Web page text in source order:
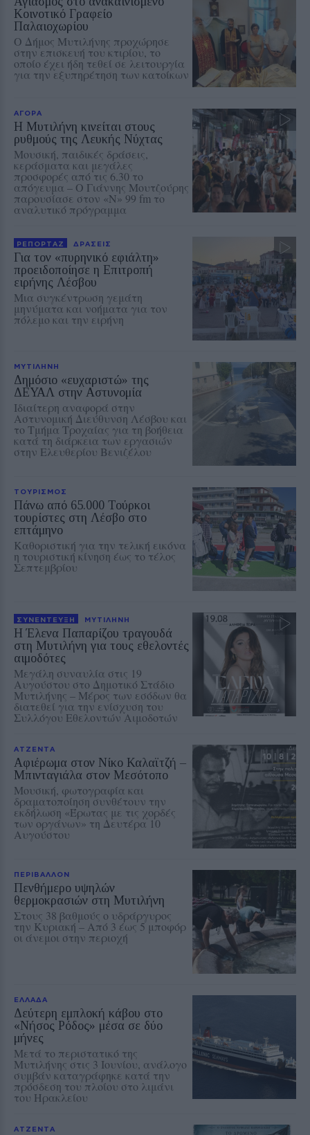
Κοινοτικό Γραφείο
Παλαιοχωρίου
Ο Δήμος Μυτιλήνης προχώρησε
στην επισκευή του κτιρίου, το
οποίο έχει ήδη τεθεί σε λειτουργία
για την εξυπηρέτηση των κατοίκων
ΑΓΟΡΑ
Η Μυτιλήνη κινείται στους
ρυθμούς της Λευκής Νύχτας
Μουσική, παιδικές δράσεις,
κεράσματα και μεγάλες
προσφορές από τις 6.30 το
απόγευμα – Ο Γιάννης Μουτζούρης
παρουσίασε στον «Ν» 99 fm το
αναλυτικό πρόγραμμα
ΡΕΠΟΡΤΑΖ ΔΡΑΣΕΙΣ
Για τον «πυρηνικό εφιάλτη»
προειδοποίησε η Επιτροπή
ειρήνης Λέσβου
Μια συγκέντρωση γεμάτη
μηνύματα και νοήματα για τον
πόλεμο και την ειρήνη
ΜΥΤΙΛΗΝΗ
Δημόσιο «ευχαριστώ» της
ΔΕΥΑΛ στην Αστυνομία
Ιδιαίτερη αναφορά στην
Αστυνομική Διεύθυνση Λέσβου και
το Τμήμα Τροχαίας για τη βοήθεια
κατά τη διάρκεια των εργασιών
στην Ελευθερίου Βενιζέλου
ΤΟΥΡΙΣΜΟΣ
Πάνω από 65.000 Τούρκοι
τουρίστες στη Λέσβο στο
επτάμηνο
Καθοριστική για την τελική εικόνα
η τουριστική κίνηση έως το τέλος
Σεπτεμβρίου
ΣΥΝΕΝΤΕΥΞΗ ΜΥΤΙΛΗΝΗ
Η Έλενα Παπαρίζου τραγουδά
στη Μυτιλήνη για τους εθελοντές
αιμοδότες
Μεγάλη συναυλία στις 19
Αυγούστου στο Δημοτικό Στάδιο
Μυτιλήνης – Μέρος των εσόδων θα
διατεθεί για την ενίσχυση του
Συλλόγου Εθελοντών Αιμοδοτών
ΑΤΖΕΝΤΑ
Αφιέρωμα στον Νίκο Καλαϊτζή –
Μπινταγιάλα στον Μεσότοπο
Μουσική, φωτογραφία και
δραματοποίηση συνθέτουν την
εκδήλωση «Έρωτας με τις χορδές
των οργάνων» τη Δευτέρα 10
Αυγούστου
ΠΕΡΙΒΑΛΛΟΝ
Πενθήμερο υψηλών
θερμοκρασιών στη Μυτιλήνη
Στους 38 βαθμούς ο υδράργυρος
την Κυριακή – Από 3 έως 5 μποφόρ
οι άνεμοι στην περιοχή
ΕΛΛΑΔΑ
Δεύτερη εμπλοκή κάβου στο
«Νήσος Ρόδος» μέσα σε δύο
μήνες
Μετά το περιστατικό της
Μυτιλήνης στις 3 Ιουνίου, ανάλογο
συμβάν καταγράφηκε κατά την
πρόσδεση του πλοίου στο λιμάνι
του Ηρακλείου
ΑΤΖΕΝΤΑ